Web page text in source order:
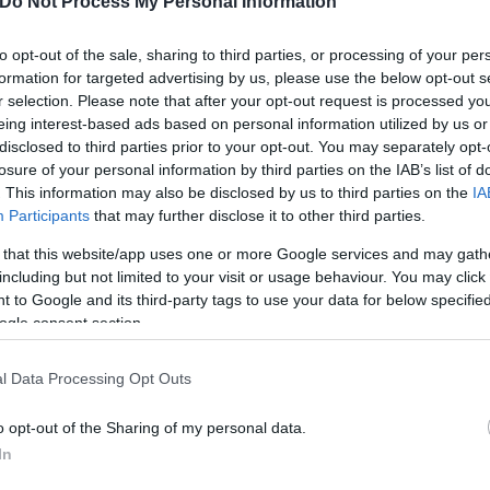
opt-out of the sale, sharing to third parties, or processing of your
for targeted advertising by us, please use the below opt-out
selection. Please note that after your opt-out request is processed
interest-based ads based on personal information utilized by us
to third parties prior to your opt-out. You may separately
of your personal information by third parties on the IAB’s list of
This information may also be disclosed by us to third parties on the
Participants that may further disclose it to other third parties.
that this website/app uses one or more Google services and may
but not limited to your visit or usage behaviour. You may
to Google and its third-party tags to use your data for below
consent section.
Data Processing Opt Outs
opt-out of the Sharing of my personal data.
από 14 έως 31, στα υπόλοιπα ηπειρωτικά
νησιά του Αιγαίου και την Κρήτη από 18 έως
οι μέγιστες θα φτάσουν τοπικά στους 32-
με εντάσεις 5-6 μποφόρ, και πρόσκαιρα
με εντάσεις 3-5 μποφόρ και τις